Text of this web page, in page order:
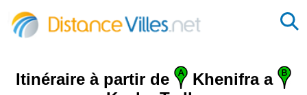
Itinéraire à partir de
Khenifra a